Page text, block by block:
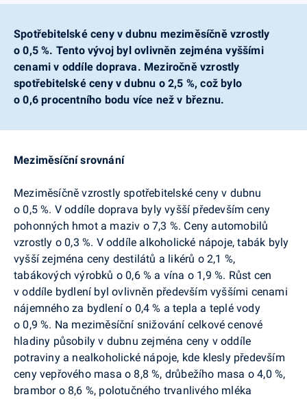
Spotřebitelské ceny v dubnu meziměsíčně vzrostly
o 0,5 %. Tento vývoj byl ovlivněn zejména vyššími
cenami v oddíle doprava. Meziročně vzrostly
spotřebitelské ceny v dubnu o 2,5 %, což bylo
o 0,6 procentního bodu více než v březnu.
Meziměsíční srovnání
Meziměsíčně vzrostly spotřebitelské ceny v dubnu
o 0,5 %. V oddíle doprava byly vyšší především ceny
pohonných hmot a maziv o 7,3 %. Ceny automobilů
vzrostly o 0,3 %. V oddíle alkoholické nápoje, tabák byly
vyšší zejména ceny destilátů a likérů o 2,1 %,
tabákových výrobků o 0,6 % a vína o 1,9 %. Růst cen
v oddíle bydlení byl ovlivněn především vyššími cenami
nájemného za bydlení o 0,4 % a tepla a teplé vody
o 0,9 %. Na meziměsíční snižování celkové cenové
hladiny působily v dubnu zejména ceny v oddíle
potraviny a nealkoholické nápoje, kde klesly především
ceny vepřového masa o 8,8 %, drůbežího masa o 4,0 %,
brambor o 8,6 %, polotučného trvanlivého mléka